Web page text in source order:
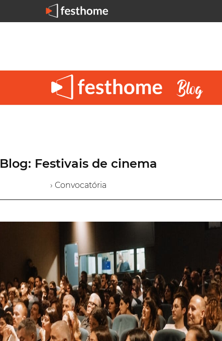
Blog: Festivais de cinema
› Convocatória